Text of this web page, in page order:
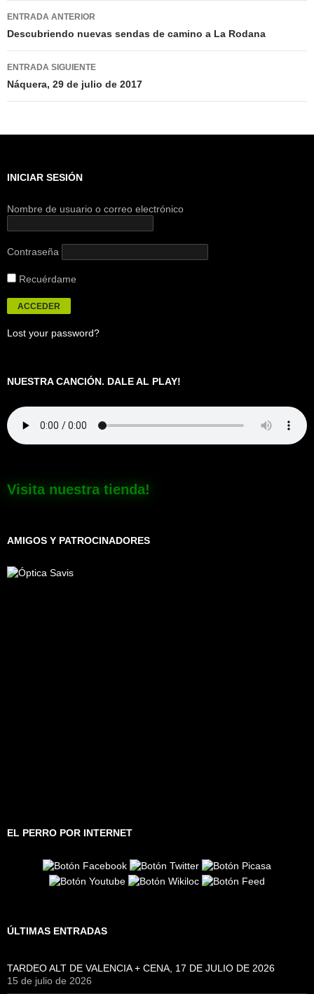
Navegación
de
entradas
ENTRADA ANTERIOR
Descubriendo nuevas sendas de camino a La Rodana
ENTRADA SIGUIENTE
Náquera, 29 de julio de 2017
INICIAR SESIÓN
Nombre de usuario o correo electrónico
Contraseña
Recuérdame
Lost your password?
NUESTRA CANCIÓN. DALE AL PLAY!
Visita nuestra tienda!
AMIGOS Y PATROCINADORES
EL PERRO POR INTERNET
ÚLTIMAS ENTRADAS
TARDEO ALT DE VALENCIA + CENA, 17 DE JULIO DE 2026
15 de julio de 2026